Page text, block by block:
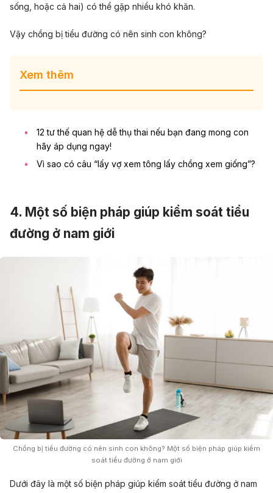
sống, hoặc cả hai) có thể gặp nhiều khó khăn.
Vậy chồng bị tiểu đường có nên sinh con không?
Xem thêm
12 tư thế quan hệ dễ thụ thai nếu bạn đang mong con
hãy áp dụng ngay!
Vì sao có câu “lấy vợ xem tông lấy chồng xem giống”?
4. Một số biện pháp giúp kiểm soát tiểu
đường ở nam giới
Chồng bị tiểu đường có nên sinh con không? Một số biện pháp giúp kiểm
soát tiểu đường ở nam giới
Dưới đây là một số biện pháp giúp kiểm soát tiểu đường ở nam